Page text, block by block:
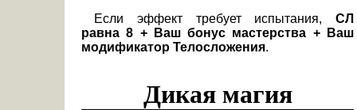
Если эффект требует испытания, СЛ
равна 8 + Ваш бонус мастерства + Ваш
модификатор Телосложения.
Дикая магия